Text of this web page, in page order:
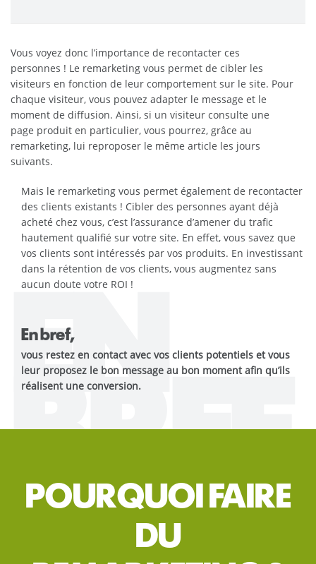
Vous voyez donc l’importance de recontacter ces
personnes ! Le remarketing vous permet de cibler les
visiteurs en fonction de leur comportement sur le site. Pour
chaque visiteur, vous pouvez adapter le message et le
moment de diffusion. Ainsi, si un visiteur consulte une
page produit en particulier, vous pourrez, grâce au
remarketing, lui reproposer le même article les jours
suivants.
Mais le remarketing vous permet également de recontacter
des clients existants ! Cibler des personnes ayant déjà
acheté chez vous, c’est l’assurance d’amener du trafic
hautement qualifié sur votre site. En effet, vous savez que
vos clients sont intéressés par vos produits. En investissant
dans la rétention de vos clients, vous augmentez sans
aucun doute votre ROI !
EN
BREF
En bref,
vous restez en contact avec vos clients potentiels et vous
leur proposez le bon message au bon moment afin qu’ils
réalisent une conversion.
POURQUOI FAIRE
DU